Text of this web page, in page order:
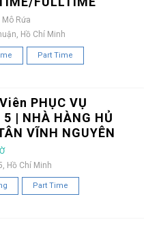
Mô Rứa
Hồ Chí Minh
Part Time
PHỤC VỤ
5 | NHÀ HÀNG HỦ
VĨNH NGUYÊN
Hồ Chí Minh
Part Time